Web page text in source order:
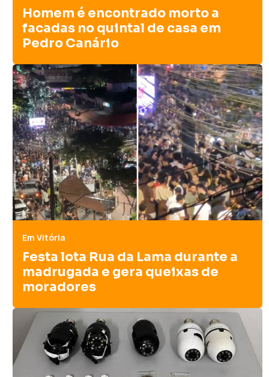
José Carlos Corrêa
O que fazer para
equilibrar as contas?
Homem é encontrado morto a
facadas no quintal de casa em
Pedro Canário
Em Vitória
Festa lota Rua da Lama durante a
madrugada e gera queixas de
moradores